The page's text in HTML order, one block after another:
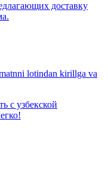
доставку
lotindan kirillga va
с узбекской